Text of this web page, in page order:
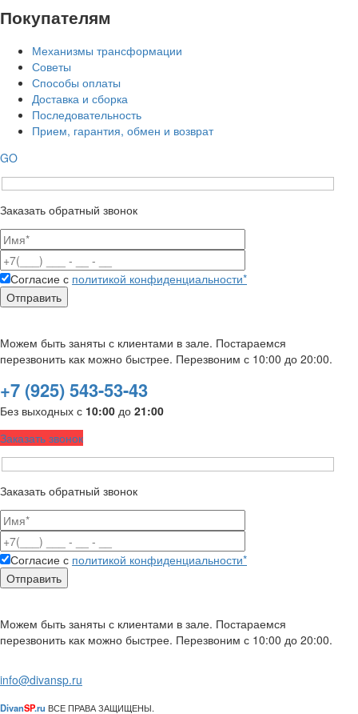
Покупателям
Механизмы трансформации
Советы
Способы оплаты
Доставка и сборка
Последовательность
Прием, гарантия, обмен и возврат
GO
Заказать обратный звонок
Согласие с политикой конфиденциальности*
Можем быть заняты с клиентами в зале. Постараемся
перезвонить как можно быстрее. Перезвоним с 10:00 до 20:00.
+7 (925) 543-53-43
Без выходных с 10:00 до 21:00
Заказать звонок
Заказать обратный звонок
Согласие с политикой конфиденциальности*
Можем быть заняты с клиентами в зале. Постараемся
перезвонить как можно быстрее. Перезвоним с 10:00 до 20:00.
info@divansp.ru
DivanSP.ru ВСЕ ПРАВА ЗАЩИЩЕНЫ.